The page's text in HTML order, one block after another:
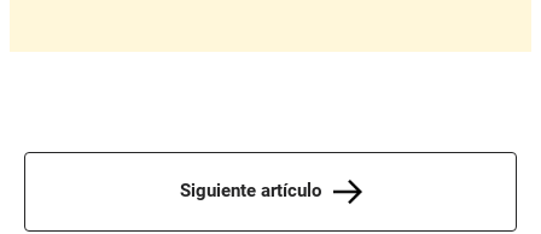
Siguiente artículo